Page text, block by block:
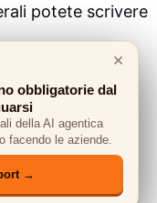
potete scrivere
del
non sono
forma,
un link
mail.
Policy
×
obbligatorie dal
della AI agentica
facendo le aziende.
→